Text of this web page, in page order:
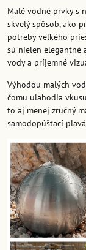
Malé vodné prvky s
skvelý spôsob, ako
potreby veľkého
sú nielen elegantné
vody a príjemné
Výhodou malých
čomu ulahodia
to aj menej zručný
samodopúštací